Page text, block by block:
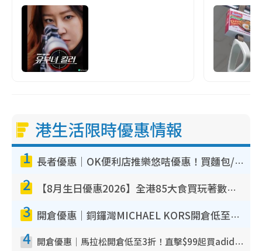
港生活限時優惠情報
1 長者優惠｜OK便利店推樂悠咭優惠！買麵包/牛奶/保健品拍卡即減
2 【8月生日優惠2026】全港85大食買玩著數攻略 自助餐/火鍋放題同行免費＋誠品/DONKI送現金券
3 開倉優惠｜銅鑼灣MICHAEL KORS開倉低至17折！直擊$500起買手袋/銀包/鞋款 必買經典Jet Set系列
4 開倉優惠｜馬拉松開倉低至3折！直擊$99起買adidas／New Balance／Puma鞋款 STANLEY保溫杯劈價至$119起